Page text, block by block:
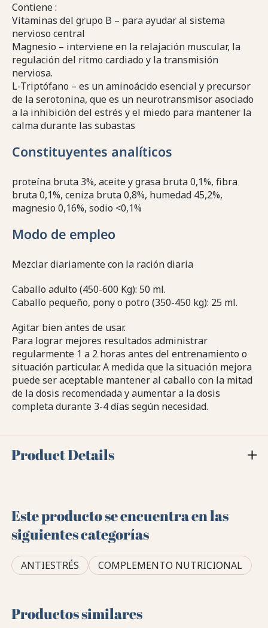
Contiene :
Vitaminas del grupo B – para ayudar al sistema
nervioso central
Magnesio – interviene en la relajación muscular, la
regulación del ritmo cardiado y la transmisión
nerviosa.
L-Triptófano – es un aminoácido esencial y precursor
de la serotonina, que es un neurotransmisor asociado
a la inhibición del estrés y el miedo para mantener la
calma durante las subastas
Constituyentes analíticos
proteína bruta 3%, aceite y grasa bruta 0,1%, fibra
bruta 0,1%, ceniza bruta 0,8%, humedad 45,2%,
magnesio 0,16%, sodio <0,1%
Modo de empleo
Mezclar diariamente con la ración diaria
Caballo adulto (450-600 Kg): 50 ml.
Caballo pequeño, pony o potro (350-450 kg): 25 ml.
Agitar bien antes de usar.
Para lograr mejores resultados administrar
regularmente 1 a 2 horas antes del entrenamiento o
situación particular. A medida que la situación mejora
puede ser aceptable mantener al caballo con la mitad
de la dosis recomendada y aumentar a la dosis
completa durante 3-4 días según necesidad.
Product Details
Este producto se encuentra en las
siguientes categorías
ANTIESTRÉS COMPLEMENTO NUTRICIONAL
Productos similares